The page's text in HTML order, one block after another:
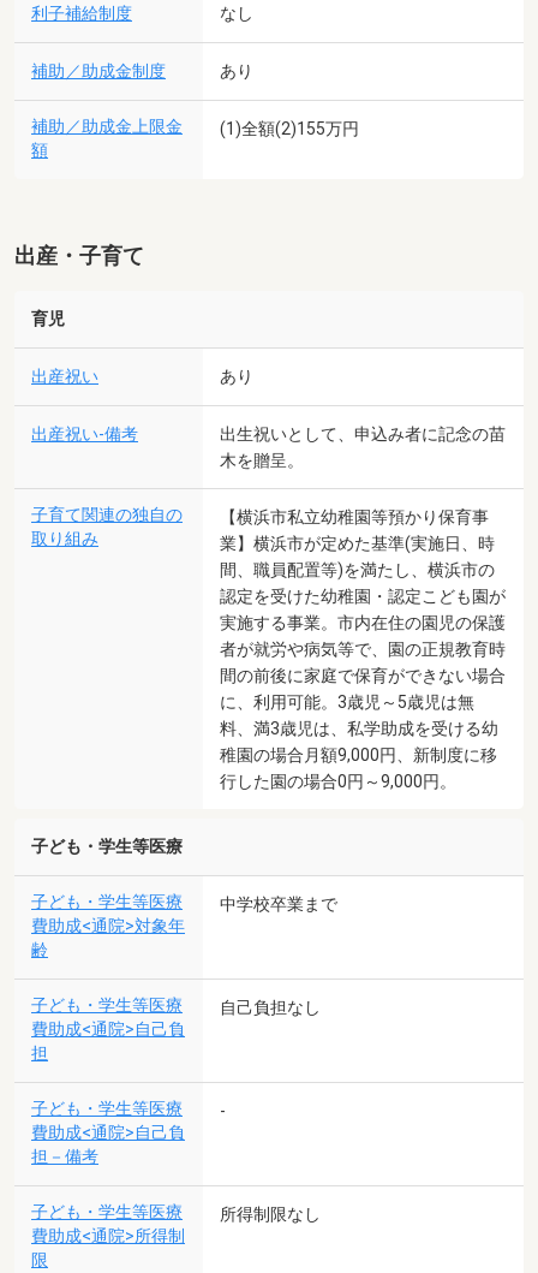
利子補給制度 なし
補助／助成金制度 あり
補助／助成金上限金
額
(1)全額(2)155万円
出産・子育て
育児
出産祝い あり
出産祝い-備考
出生祝いとして、申込み者に記念の苗
木を贈呈。
子育て関連の独自の
取り組み
【横浜市私立幼稚園等預かり保育事
業】横浜市が定めた基準(実施日、時
間、職員配置等)を満たし、横浜市の
認定を受けた幼稚園・認定こども園が
実施する事業。市内在住の園児の保護
者が就労や病気等で、園の正規教育時
間の前後に家庭で保育ができない場合
に、利用可能。3歳児～5歳児は無
料、満3歳児は、私学助成を受ける幼
稚園の場合月額9,000円、新制度に移
行した園の場合0円～9,000円。
子ども・学生等医療
子ども・学生等医療
費助成<通院>対象年
齢
中学校卒業まで
子ども・学生等医療
費助成<通院>自己負
担
自己負担なし
子ども・学生等医療
費助成<通院>自己負
担－備考
-
子ども・学生等医療
費助成<通院>所得制
限
所得制限なし